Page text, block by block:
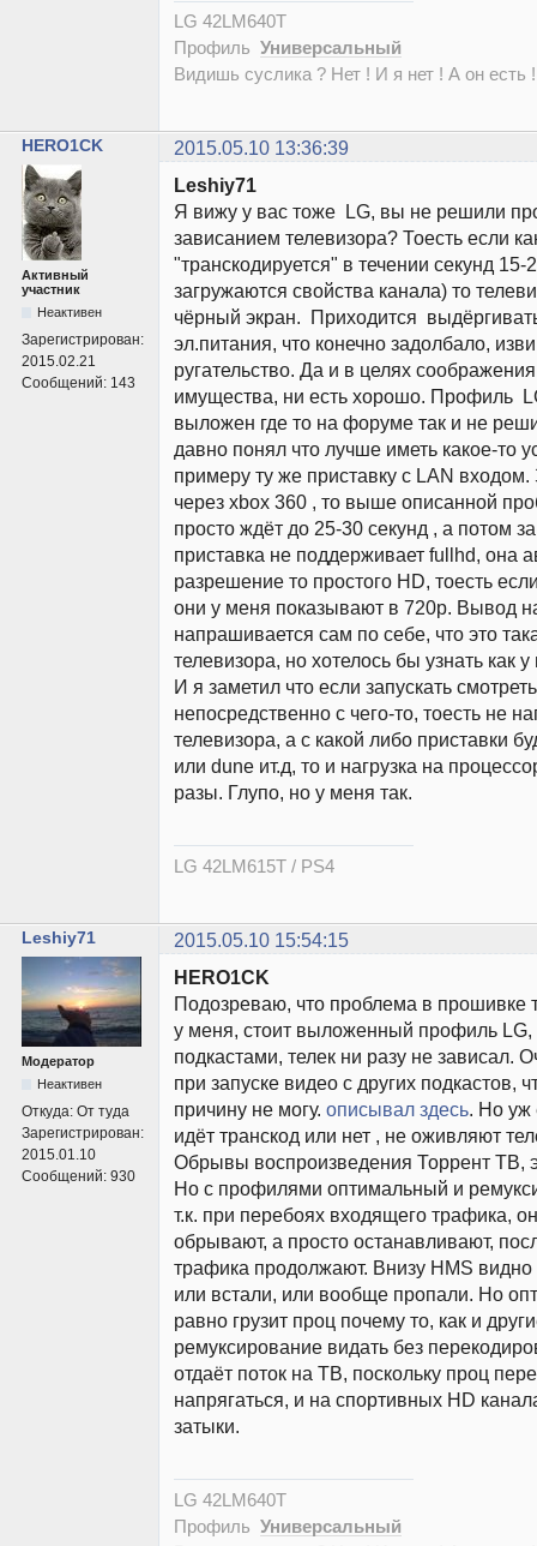
LG 42LM640T
Профиль Универсальный
Видишь суслика ? Нет ! И я нет ! А он есть
HERO1CK 2015.05.10 13:36:39
Активный
участник
Неактивен
Зарегистрирован:
2015.02.21
Сообщений: 143
Leshiy71
Я вижу у вас тоже LG, вы не решили
зависанием телевизора? Тоесть если
"транскодируется" в течении секунд
загружаются свойства канала) то
чёрный экран. Приходится
эл.питания, что конечно задолбало,
ругательство. Да и в целях
имущества, ни есть хорошо. Профиль
выложен где то на форуме так и не
давно понял что лучше иметь какое-то
примеру ту же приставку с LAN
через xbox 360 , то выше описанной
просто ждёт до 25-30 секунд , а потом
приставка не поддерживает fullhd, она
разрешение то простого HD, тоесть
они у меня показывают в 720p. Вывод
напрашивается сам по себе, что это
телевизора, но хотелось бы узнать как
И я заметил что если запускать
непосредственно с чего-то, тоесть не
телевизора, а с какой либо приставки
или dune ит.д, то и нагрузка на
разы. Глупо, но у меня так.
LG 42LM615T / PS4
Leshiy71 2015.05.10 15:54:15
Модератор
Неактивен
Откуда: От туда
Зарегистрирован:
2015.01.10
Сообщений: 930
HERO1CK
Подозреваю, что проблема в прошивке
у меня, стоит выложенный профиль LG,
подкастами, телек ни разу не зависал.
при запуске видео с других подкастов,
причину не могу. описывал здесь. Но уж
идёт транскод или нет , не оживляют
Обрывы воспроизведения Торрент ТВ,
Но с профилями оптимальный и
т.к. при перебоях входящего трафика,
обрывают, а просто останавливают,
трафика продолжают. Внизу HMS видно
или встали, или вообще пропали. Но
равно грузит проц почему то, как и
ремуксирование видать без
отдаёт поток на ТВ, поскольку проц
напрягаться, и на спортивных HD
затыки.
LG 42LM640T
Профиль Универсальный